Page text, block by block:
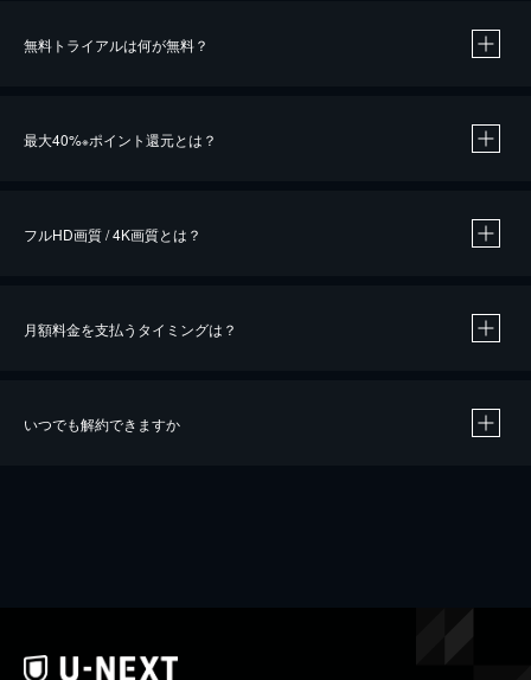
無料トライアルは何が無料？
最大40%※ポイント還元とは？
※40％ポイント還元の対象は、クレジットカード決済による作品の購入 / レンタルです。
フルHD画質 / 4K画質とは？
月額料金を支払うタイミングは？
いつでも解約できますか